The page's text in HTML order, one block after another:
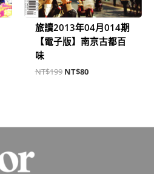
旅讀2013年04月014期
【電子版】南京古都百
味
NT$199 NT$80